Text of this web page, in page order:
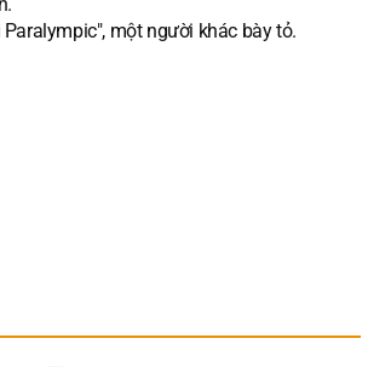
một người khác bày tỏ.